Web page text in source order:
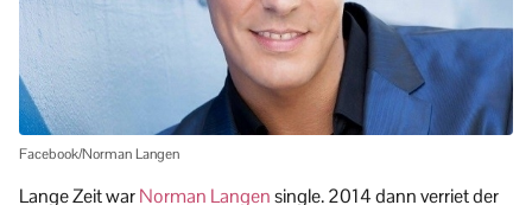
Facebook/Norman Langen
Lange Zeit warNorman Langensingle. 2014 dann verriet der